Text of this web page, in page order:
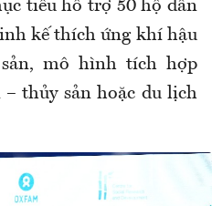
tiêu hỗ trợ 50 hộ dân
kế thích ứng khí hậu
mô hình tích hợp
thủy sản hoặc du lịch